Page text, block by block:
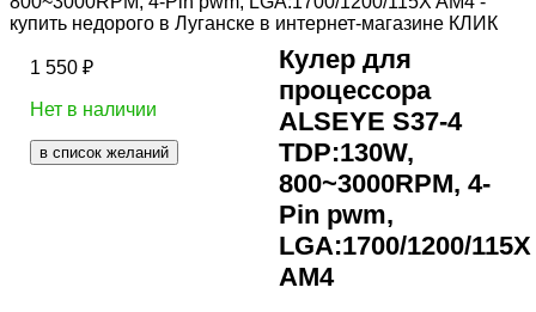
Кулер для
процессора
ALSEYE S37-4
TDP:130W,
800~3000RPM, 4-
Pin pwm,
LGA:1700/1200/115X
AM4
1 550₽
Нет в наличии
в список желаний